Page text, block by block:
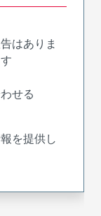
はありま
せる
を提供し